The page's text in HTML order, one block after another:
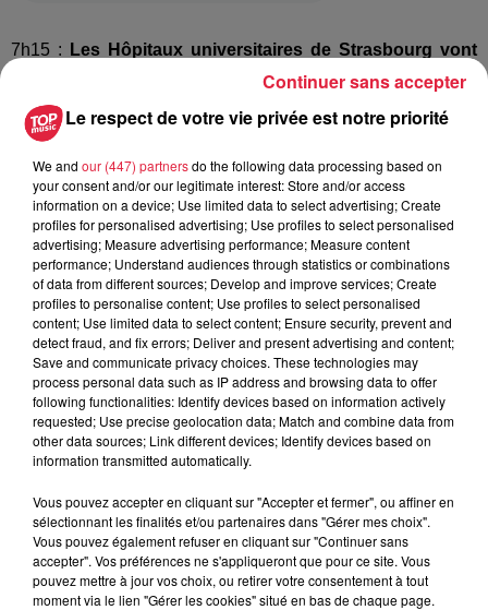
7h15 : Les Hôpitaux universitaires de Strasbourg vont
participer à un essai clinique européen contre le
coronavirus. Un essai coordonné par l'Inserm.
7h :Derniers chiffres du communiqué de l'Agence
tous les acteurs du Grand Est, l'ARS a pu doubler, les
capacités d’accueil en réanimation à l’échelle régionale et
compte ce jour près de 900 lits en réanimation.
402 personnes sont d’ores et déjà sorties
d’hospitalisation, leur état de santé ayant été considéré
comme rassurant.
Depuis le début de l’épidémie, le nombre total de décès
de patients pour le Grand Est s’élève à 271 en prenant en
compte les personnes confirmées virologiquement positives
au Coronavirus Covid-19 ainsi que les personnes non
testées mais dont le décès est rapporté à une infection par
Cette évolution confirme que la situation continue de
s’aggraver. Il est absolument impératif de rester en
confinement chez soi.
Le respect de votre vie privée est notre priorité
We and our (447) partnersdo the following data processing based on
your consent and/or our legitimate interest: Store and/or access
information on a device; Use limited data to select advertising; Create
profiles for personalised advertising; Use profiles to select personalised
advertising; Measure advertising performance; Measure content
performance; Understand audiences through statistics or combinations
of data from different sources; Develop and improve services; Create
profiles to personalise content; Use profiles to select personalised
content; Use limited data to select content; Ensure security, prevent and
detect fraud, and fix errors; Deliver and present advertising and content;
Save and communicate privacy choices. These technologies may
process personal data such as IP address and browsing data to offer
following functionalities: Identify devices based on information actively
requested; Use precise geolocation data; Match and combine data from
other data sources; Link different devices; Identify devices based on
information transmitted automatically.
Vous pouvez accepter en cliquant sur "Accepter et fermer", ou affiner en
sélectionnant les finalités et/ou partenaires dans "Gérer mes choix".
Vous pouvez également refuser en cliquant sur "Continuer sans
accepter". Vos préférences ne s'appliqueront que pour ce site. Vous
pouvez mettre à jour vos choix, ou retirer votre consentement à tout
moment via le lien "Gérer les cookies" situé en bas de chaque page.
Continuer sans accepter